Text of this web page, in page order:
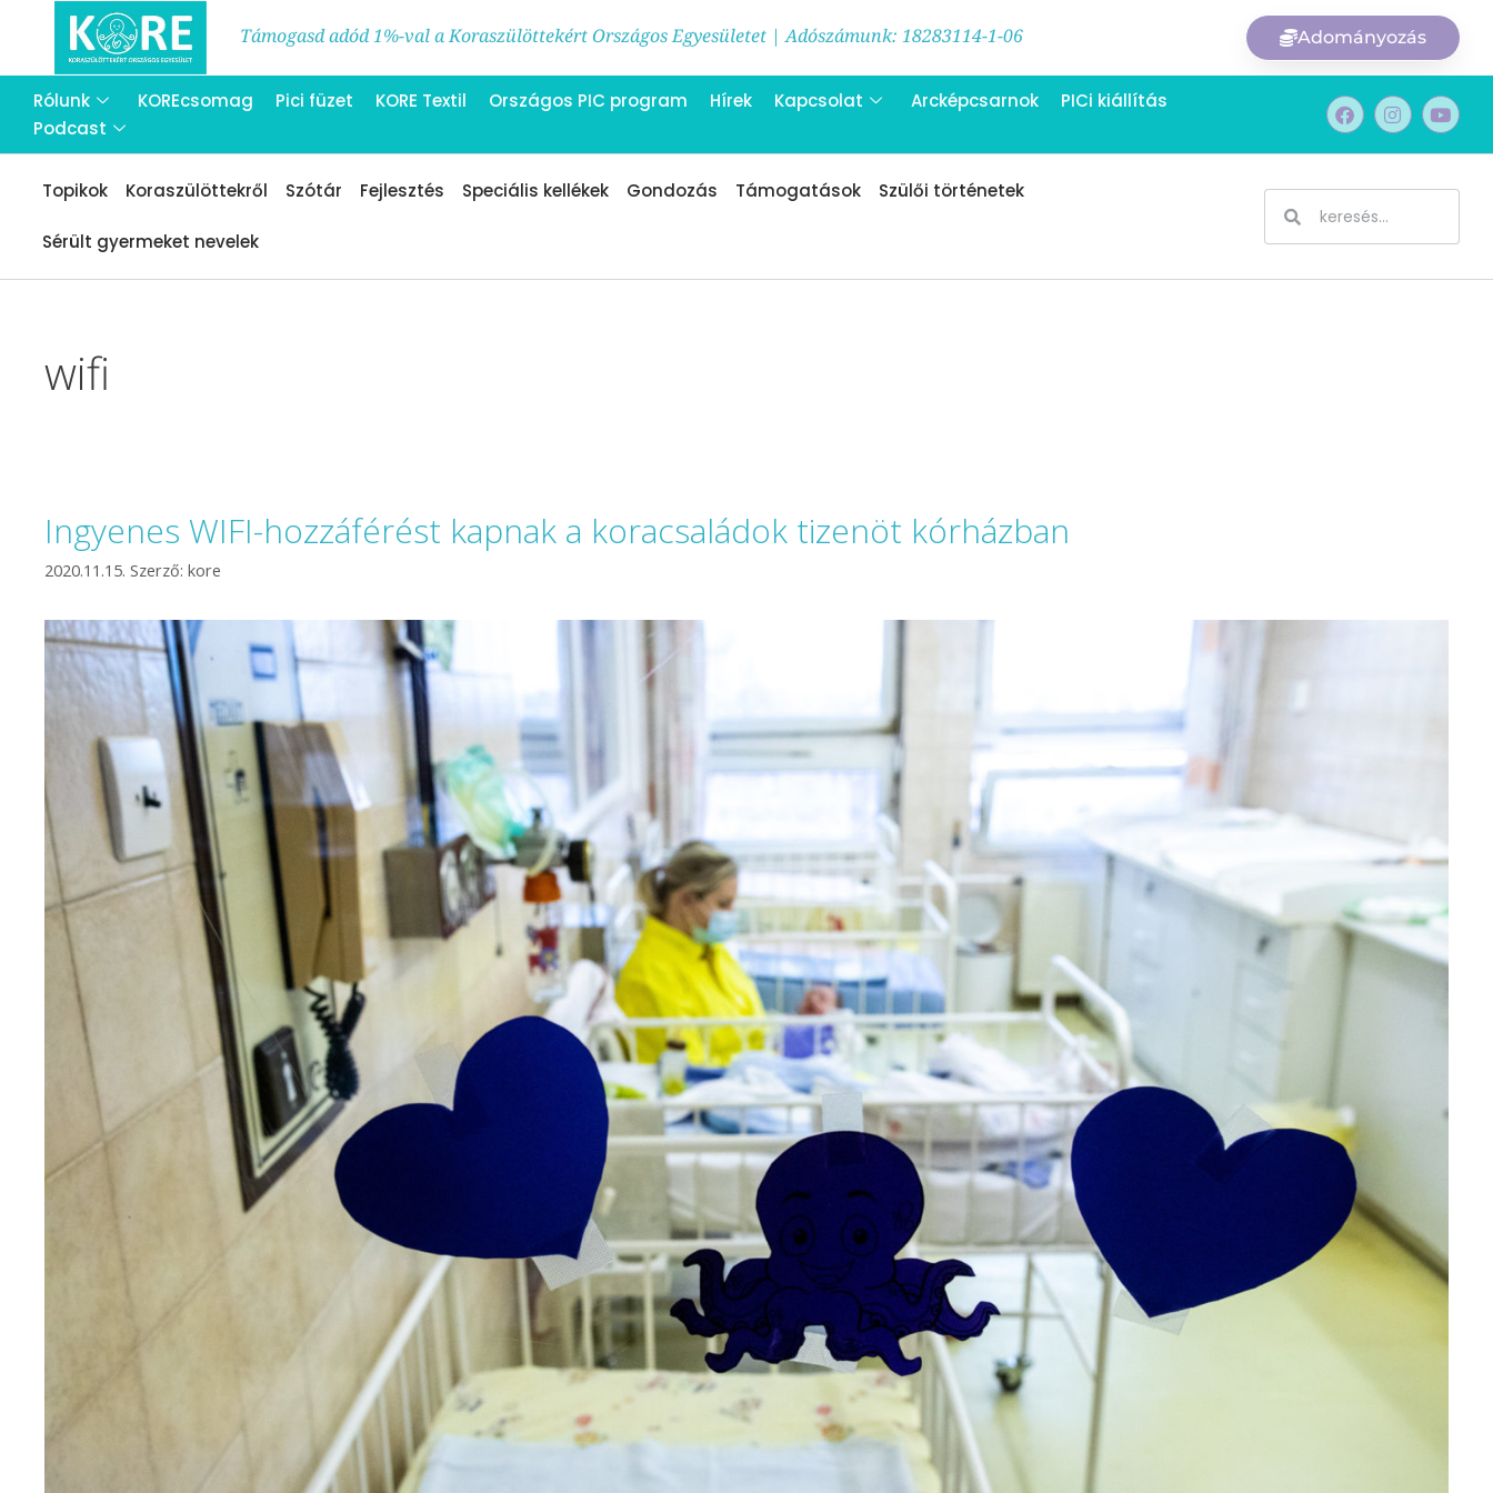
Támogasd adód 1%-val a Koraszülöttekért Országos Egyesületet | Adószámunk: 18283114-1-06 Adományozás
Rólunk KOREcsomag Pici füzet KORE Textil Országos PIC program Hírek Kapcsolat Arcképcsarnok
PICi kiállítás
Podcast
Topikok Koraszülöttekről Szótár Fejlesztés Speciális kellékek Gondozás Támogatások Szülői történetek
Sérült gyermeket nevelek
wifi
Ingyenes WIFI-hozzáférést kapnak a koracsaládok tizenöt kórházban
2020.11.15. Szerző: kore